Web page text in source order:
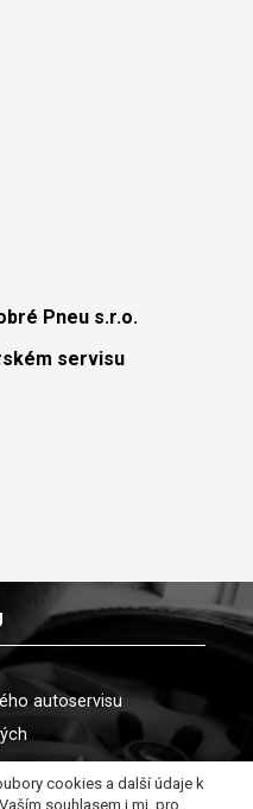
Pneu s.r.o.
servisu
autoservisu
cookies a další údaje k
souhlasem i mj. pro